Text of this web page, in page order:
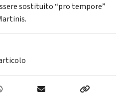
sostituito “pro tempore”